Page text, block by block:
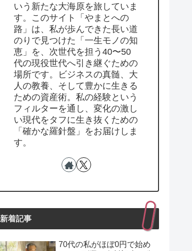
いう新たな大海原を旅していま
す。このサイト「やまとへの
路」は、私が歩んできた長い道
のりで見つけた「一生モノの知
恵」を、次世代を担う40〜50
代の現役世代へ引き継ぐための
場所です。ビジネスの真髄、大
人の教養、そして豊かに生きる
ための資産術。私の経験という
フィルターを通し、変化の激し
い現代をタフに生き抜くための
「確かな羅針盤」をお届けしま
す。
新着記事
70代の私がほぼ0円で始め